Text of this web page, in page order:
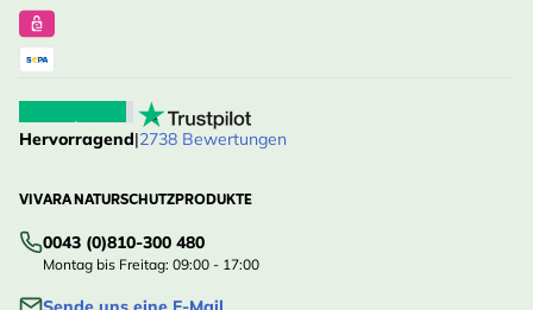
Hervorragend|2738 Bewertungen
VIVARA NATURSCHUTZPRODUKTE
0043 (0)810-300 480
Montag bis Freitag: 09:00 - 17:00